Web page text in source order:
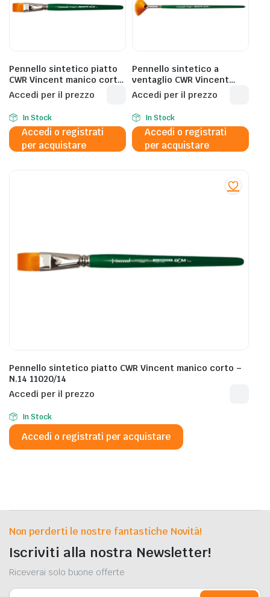
Pennello sintetico piatto
CWR Vincent manico corto
– N.12 11020/12
Accedi per il prezzo
In Stock
Accedi o registrati
per acquistare
Pennello sintetico a
ventaglio CWR Vincent
manico corto – N.3 11029/3
Accedi per il prezzo
In Stock
Accedi o registrati
per acquistare
Pennello sintetico piatto CWR Vincent manico corto –
N.14 11020/14
Accedi per il prezzo
In Stock
Accedi o registrati per acquistare
Non perderti le nostre fantastiche Novità!
Iscriviti alla nostra Newsletter!
Riceverai solo buone offerte